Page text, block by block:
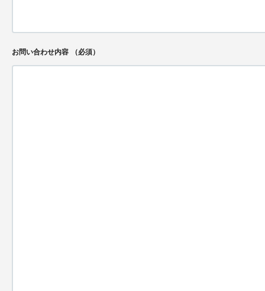
お問い合わせ内容 （必須）